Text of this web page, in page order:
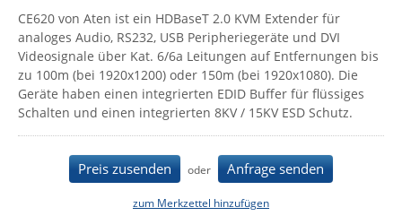
Fokus Technologies
Gefen
Gude
Guntermann & Drunck
High Sec Labs
HW group
CE620 von Aten ist ein HDBaseT 2.0 KVM Extender für
analoges Audio, RS232, USB Peripheriegeräte und DVI
Videosignale über Kat. 6/6a Leitungen auf Entfernungen bis
zu 100m (bei 1920x1200) oder 150m (bei 1920x1080). Die
Geräte haben einen integrierten EDID Buffer für flüssiges
Schalten und einen integrierten 8KV / 15KV ESD Schutz.
Preis zusenden oder Anfrage senden
zum Merkzettel hinzufügen